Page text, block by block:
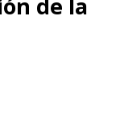
de la